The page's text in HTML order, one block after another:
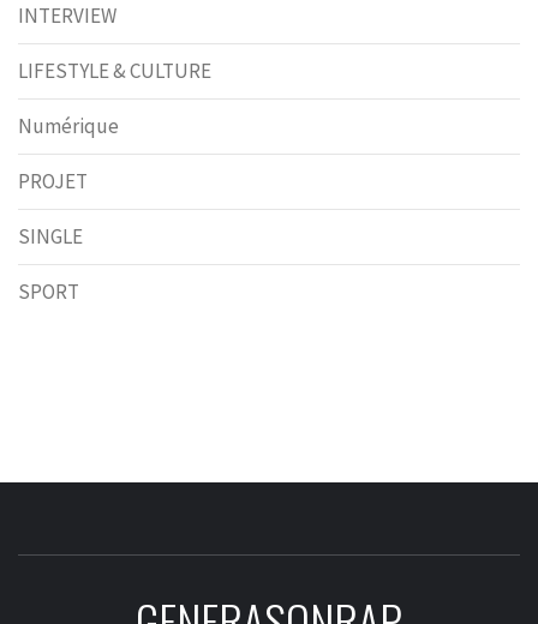
INTERVIEW
LIFESTYLE & CULTURE
Numérique
PROJET
SINGLE
SPORT